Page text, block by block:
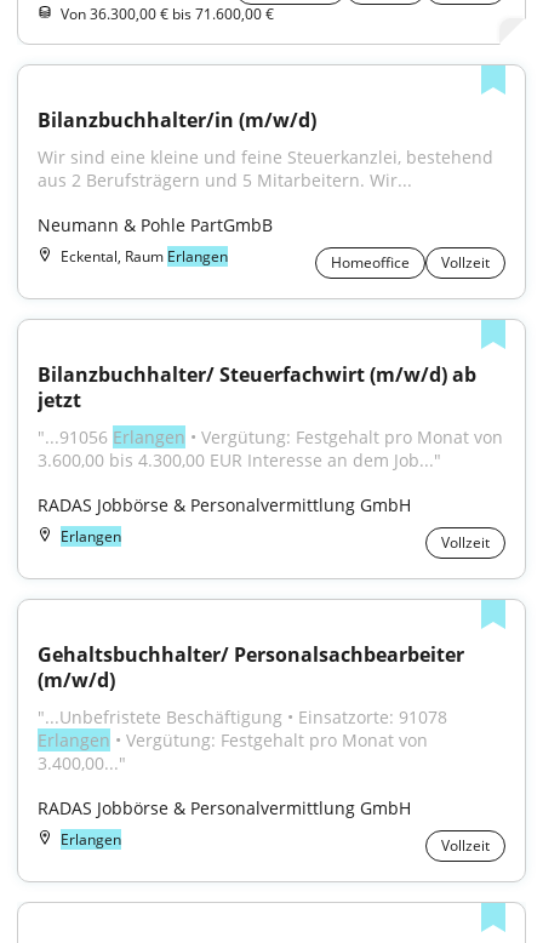
Von 36.300,00 € bis 71.600,00 €
Bilanzbuchhalter/in (m/w/d)
Wir sind eine kleine und feine Steuerkanzlei, bestehend
aus 2 Berufsträgern und 5 Mitarbeitern. Wir...
Neumann & Pohle PartGmbB
Eckental, Raum Erlangen Homeoffice Vollzeit
Bilanzbuchhalter/ Steuerfachwirt (m/w/d) ab
jetzt
"...91056 Erlangen • Vergütung: Festgehalt pro Monat von
3.600,00 bis 4.300,00 EUR Interesse an dem Job..."
RADAS Jobbörse & Personalvermittlung GmbH
Erlangen Vollzeit
Gehaltsbuchhalter/ Personalsachbearbeiter
(m/w/d)
Erlangen • Vergütung: Festgehalt pro Monat von
3.400,00..."
RADAS Jobbörse & Personalvermittlung GmbH
Erlangen Vollzeit